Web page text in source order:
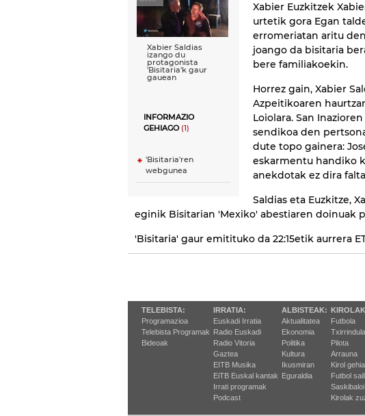
Xabier Saldias
izango du
protagonista
'Bisitaria'k gaur
gauean
INFORMAZIO
GEHIAGO(1)
'Bisitaria'ren
webgunea
Xabier Euzkitzek
urtetik gora Egan
erromeriatan aritu
joango da bisitaria
bere familiakoekin.
Horrez gain, Xabier
Azpeitikoaren
Loiolara. San
sendikoa den
dute topo gainera:
eskarmentu handiko
anekdotak ez dira
Saldias eta Euzkitze,
eginik Bisitarian 'Mexiko' abestiaren doinuak
'Bisitaria' gaur emitituko da 22:15etik aurrera
TELEBISTA:
Programazioa
Telebista Programak
Bideoak
IRRATIA:
Euskadi Irratia
Radio Euskadi
Radio Vitoria
Gaztea
EITB Musika
EiTB Euskal kantak
Irrati programak
Podcast
ALBISTEAK:
Aktualitatea
Ekonomia
Politika
Kultura
Ikusmiran
Eguraldia
Futbola
Pilota
Arrauna
Kirol
Futbol
Kirolak